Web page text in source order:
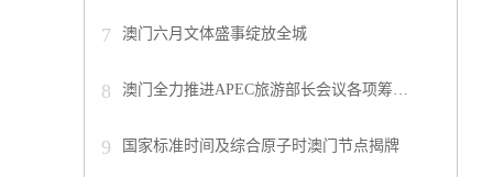
7 澳门六月文体盛事绽放全城
8 澳门全力推进APEC旅游部长会议各项筹…
9 国家标准时间及综合原子时澳门节点揭牌